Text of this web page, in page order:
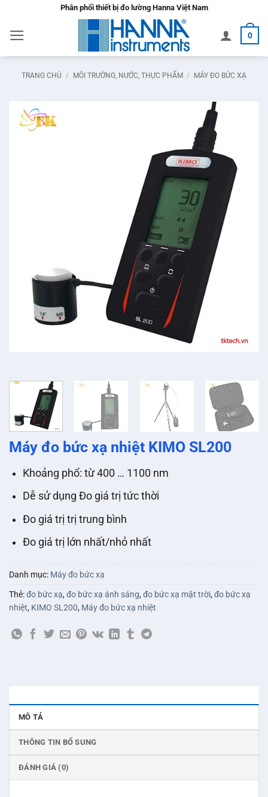
nội
dung
Phân phối thiết bị đo lường Hanna Việt Nam
0
TRANG CHỦ / MÔI TRƯỜNG, NƯỚC, THỰC PHẨM / MÁY ĐO BỨC XẠ
Máy đo bức xạ nhiệt KIMO SL200
Khoảng phổ: từ 400 … 1100 nm
Dễ sử dụng Đo giá trị tức thời
Đo giá trị trị trung bình
Đo giá trị lớn nhất/nhỏ nhất
Danh mục: Máy đo bức xạ
Thẻ:đo bức xạ,đo bức xạ ánh sáng,đo bức xạ mặt trời,đo bức xạ
nhiệt, KIMO SL200, Máy đo bức xạ nhiệt
MÔ TẢ
THÔNG TIN BỔ SUNG
ĐÁNH GIÁ (0)